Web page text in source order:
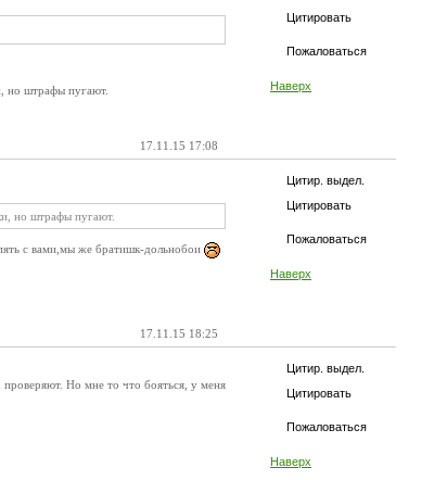
Цитировать
Пожаловаться
Наверх
но штрафы пугают.
17.11.15 17:08
Цитир. выдел.
Цитировать
Пожаловаться
Наверх
но штрафы пугают.
с вами,мы же братишк-дольнобои
17.11.15 18:25
Цитир. выдел.
Цитировать
Пожаловаться
Наверх
Но мне то что бояться, у меня